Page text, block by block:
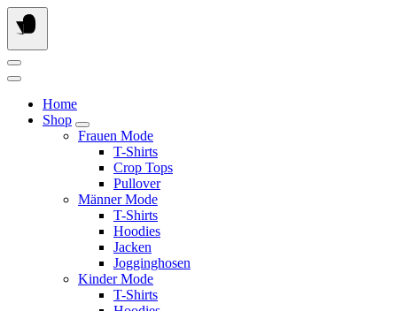
Springe
zum
Inhalt
Home
Shop
Frauen Mode
T-Shirts
Crop Tops
Pullover
Männer Mode
T-Shirts
Hoodies
Jacken
Jogginghosen
Kinder Mode
T-Shirts